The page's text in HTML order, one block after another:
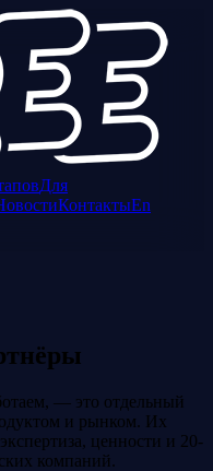
Для
КонтактыEn
— это отдельный
и рынком. Их
ценности и 20-
компаний.